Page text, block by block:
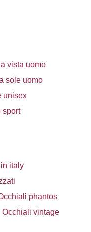
vista uomo
sole uomo
unisex
sport
italy
phantos
Occhiali vintage